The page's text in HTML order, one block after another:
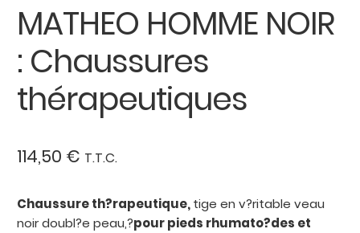
MATHEO HOMME NOIR
: Chaussures
thérapeutiques
114,50 € T.T.C.
Chaussure th?rapeutique,tige en v?ritable veau
noir doubl?e peau,?pour pieds rhumato?des et